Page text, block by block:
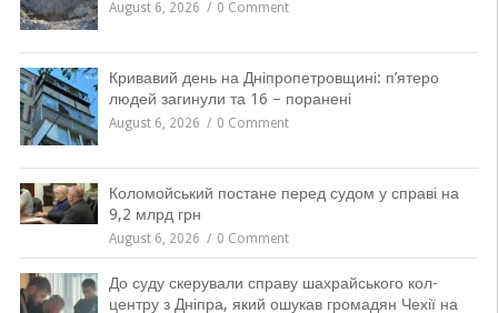
August 6, 2026 0 Comment
Кривавий день на Дніпропетровщині: п’ятеро
людей загинули та 16 – поранені
August 6, 2026 0 Comment
Коломойський постане перед судом у справі на
9,2 млрд грн
August 6, 2026 0 Comment
До суду скерували справу шахрайського кол-
центру з Дніпра, який ошукав громадян Чехії на